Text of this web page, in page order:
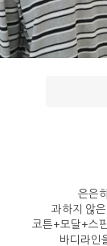
은은
과하지 않
코튼+모달+스
바디라인